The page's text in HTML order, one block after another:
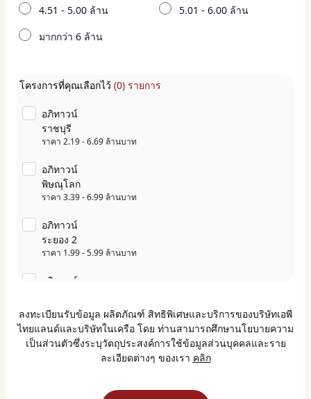
4.51 - 5.00 ล้าน
5.01 - 6.00 ล้าน
มากกว่า 6 ล้าน
โครงการที่คุณเลือกไว้ (0) รายการ
อภิทาวน์
ราชบุรี
ราคา 2.19 - 6.69 ล้านบาท
อภิทาวน์
พิษณุโลก
ราคา 3.39 - 6.99 ล้านบาท
อภิทาวน์
ระยอง 2
ราคา 1.99 - 5.99 ล้านบาท
อภิทาวน์
ราคา 2.09 - 9.89 ล้านบาท
อภิทาวน์
นครสวรรค์
ราคา 2.29 - 6.99 ล้านบาท
ลงทะเบียนรับข้อมูล ผลิตภัณฑ์ สิทธิพิเศษและบริการของบริษัทเอพี
ไทยแลนด์และบริษัทในเครือ โดย ท่านสามารถศึกษานโยบายความ
เป็นส่วนตัวซึ่งระบุวัตถุประสงค์การใช้ข้อมูลส่วนบุคคลและราย
ละเอียดต่างๆ ของเรา คลิก